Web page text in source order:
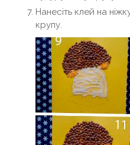
Нанесіть клей на
крупу.